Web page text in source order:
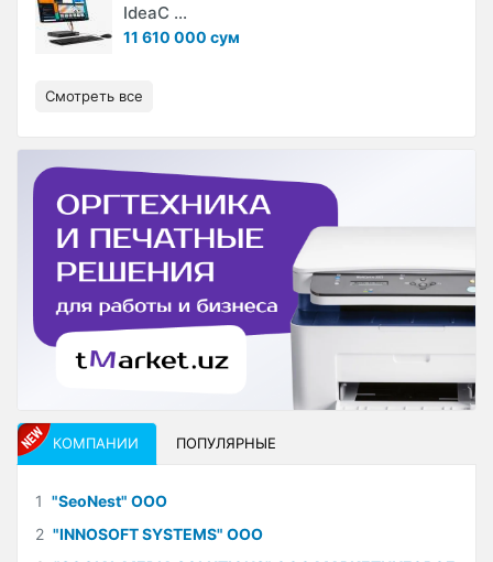
IdeaC ...
11 610 000 сум
Смотреть все
КОМПАНИИ ПОПУЛЯРНЫЕ
1 "SeoNest" ООО
2 "INNOSOFT SYSTEMS" ООО